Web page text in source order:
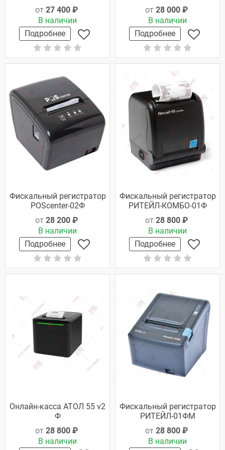
от 27 400 ₽
В наличии
Подробнее
от 28 000 ₽
В наличии
Подробнее
Фискальный регистратор
POScenter-02Ф
от 28 200 ₽
В наличии
Подробнее
Фискальный регистратор
РИТЕЙЛ-КОМБО-01Ф
от 28 800 ₽
В наличии
Подробнее
Онлайн-касса АТОЛ 55 v2
Ф
от 28 800 ₽
В наличии
Фискальный регистратор
РИТЕЙЛ-01ФМ
от 28 800 ₽
В наличии